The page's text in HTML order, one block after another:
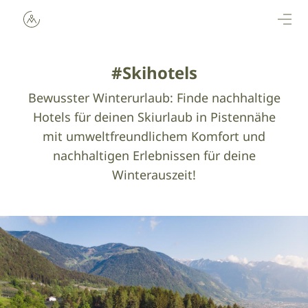
#Skihotels
Bewusster Winterurlaub: Finde nachhaltige
Hotels für deinen Skiurlaub in Pistennähe
mit umweltfreundlichem Komfort und
nachhaltigen Erlebnissen für deine
Winterauszeit!